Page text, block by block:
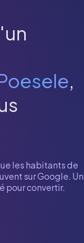
,
les habitants de
sur Google. Un
pour convertir.